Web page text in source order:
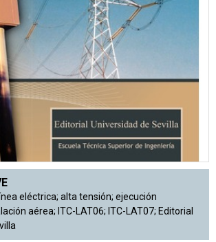
eléctrica; alta tensión; ejecución
aérea; ITC-LAT06; ITC-LAT07; Editorial